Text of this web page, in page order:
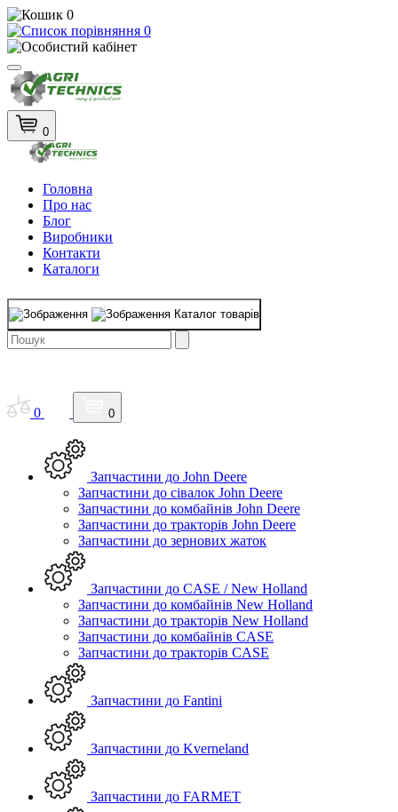
0
0
0
Головна
Про нас
Блог
Виробники
Контакти
Каталоги
Каталог товарів
0 0
Запчастини до John Deere
Запчастини до сівалок John Deere
Запчастини до комбайнів John Deere
Запчастини до тракторів John Deere
Запчастини до зернових жаток
Запчастини до CASE / New Holland
Запчастини до комбайнів New Holland
Запчастини до тракторів New Holland
Запчастини до комбайнів CASE
Запчастини до тракторів CASE
Запчастини до Fantini
Запчастини до Kverneland
Запчастини до FARMET